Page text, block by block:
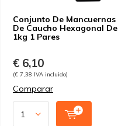
Conjunto De Mancuernas
De Caucho Hexagonal De
1kg 1 Pares
€ 6,10
(€ 7,38 IVA incluido)
Comparar